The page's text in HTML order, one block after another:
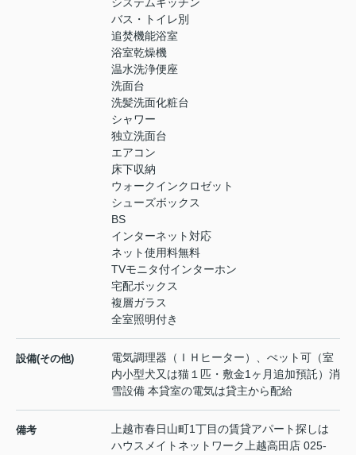
バス・トイレ別
追焚機能浴室
浴室乾燥機
温水洗浄便座
洗面台
洗髪洗面化粧台
シャワー
独立洗面台
エアコン
床下収納
ウォークインクロゼット
シューズボックス
BS
インターネット対応
ネット使用料無料
TVモニタ付インターホン
宅配ボックス
複層ガラス
全室照明付き
設備(その他)
電気調理器（ＩＨヒーター）、ぺット可（室
内小型犬又は猫１匹・敷金1ヶ月追加預託）消
雪設備 本貸室の電気は貸主から配給
備考
上越市春日山町1丁目の賃貸アパート探しは
ハウスメイトネットワーク上越高田店 025-